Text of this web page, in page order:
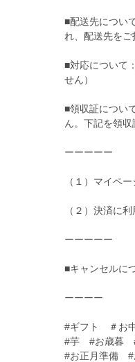
■配送先につい
れ、配送先を
■対応について
せん）
■領収証につい
ん。下記を領
ーーーーー
（１）マイペ
（２）決済に
ーーーーー
■キャンセルに
ーーーー
#ギフト ＃お
#芋 #お歳暮 #
#お正月準備